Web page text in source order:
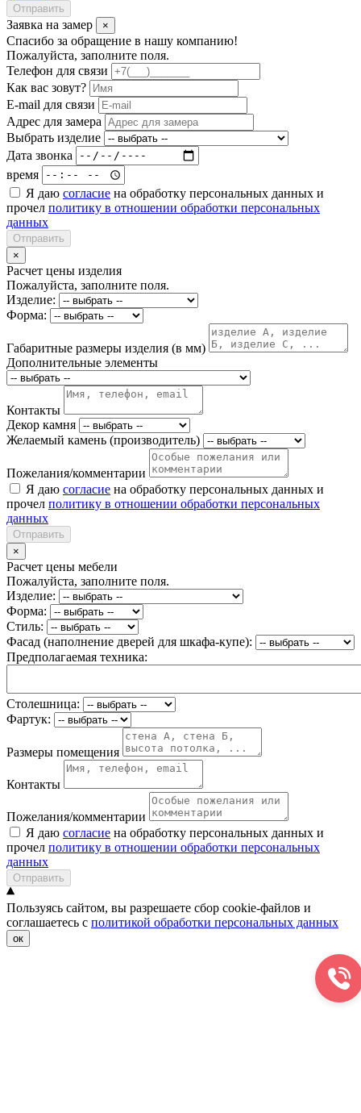
Отправить
Заявка на замер ×
Спасибо за обращение в нашу компанию!
Пожалуйста, заполните поля.
Телефон для связи
Как вас зовут?
E-mail для связи
Адрес для замера
Выбрать изделие
Дата звонка
время
Я даю согласие на обработку персональных данных и
прочел политику в отношении обработки персональных
данных
Отправить
×
Расчет цены изделия
Пожалуйста, заполните поля.
Изделие:
Форма:
Габаритные размеры изделия (в мм)
Дополнительные элементы
Контакты
Декор камня
Желаемый камень (производитель)
Пожелания/комментарии
Я даю согласие на обработку персональных данных и
прочел политику в отношении обработки персональных
данных
Отправить
×
Расчет цены мебели
Пожалуйста, заполните поля.
Изделие:
Форма:
Стиль:
Фасад (наполнение дверей для шкафа-купе):
Предполагаемая техника:
Столешница:
Фартук:
Размеры помещения
Контакты
Пожелания/комментарии
Я даю согласие на обработку персональных данных и
прочел политику в отношении обработки персональных
данных
Отправить
Пользуясь сайтом, вы разрешаете сбор cookie-файлов и
соглашаетесь с политикой обработки персональных данных
ок